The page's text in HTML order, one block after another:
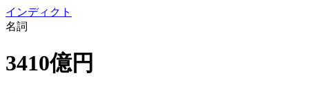
インディクト
名詞
3410億円